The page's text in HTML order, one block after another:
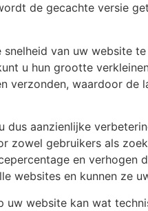
de gecachte versie
van uw website
u hun grootte
verzonden, waardoor de
aanzienlijke
zowel gebruikers als
en verhogen
websites en kunnen ze
website kan wat